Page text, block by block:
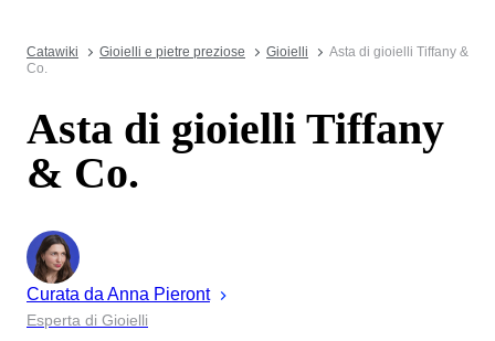
Catawiki Gioielli e pietre preziose Gioielli
Asta di gioielli Tiffany &
Co.
Asta di gioielli Tiffany
& Co.
Curata da Anna Pieront
Esperta di Gioielli